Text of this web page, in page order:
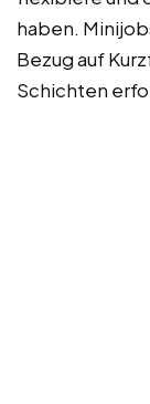
haben.
Bezug auf
Schichten